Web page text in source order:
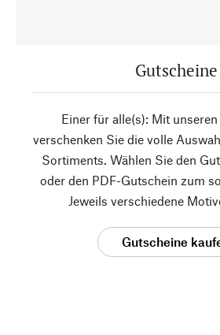
Gutscheine
Einer für alle(s): Mit
verschenken Sie die volle
Sortiments. Wählen Sie den
oder den PDF-Gutschein zum
Jeweils verschiedene
Gutscheine